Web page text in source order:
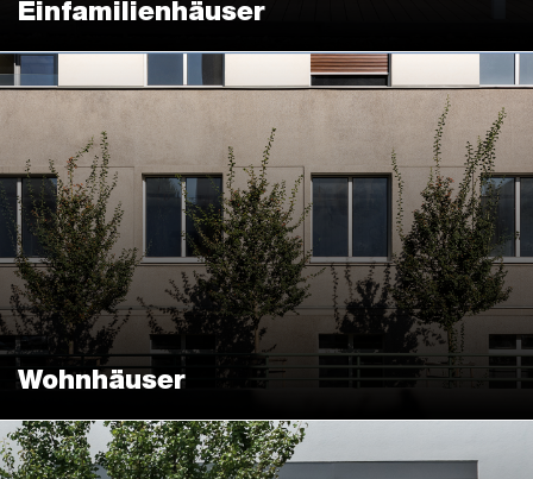
Einfamilienhäuser
Wohnhäuser